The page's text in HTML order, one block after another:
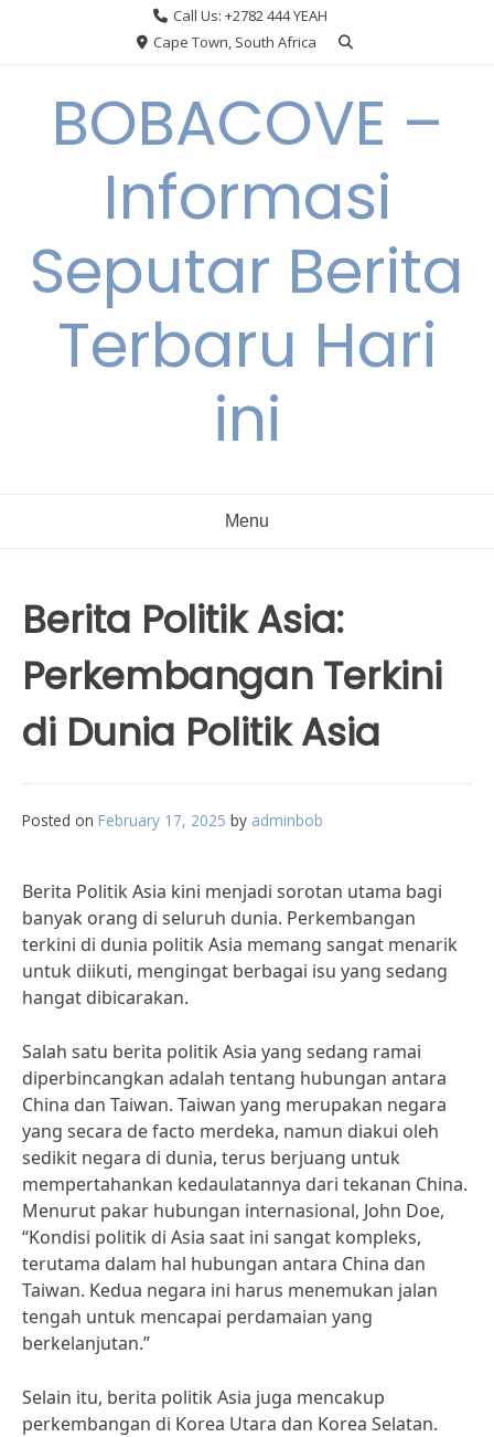
Call Us: +2782 444 YEAH
Cape Town, South Africa
BOBACOVE –
Informasi
Seputar Berita
Terbaru Hari
ini
Menu
Berita Politik Asia:
Perkembangan Terkini
di Dunia Politik Asia
Posted on February 17, 2025 by adminbob
Berita Politik Asia kini menjadi sorotan utama bagi
banyak orang di seluruh dunia. Perkembangan
terkini di dunia politik Asia memang sangat menarik
untuk diikuti, mengingat berbagai isu yang sedang
hangat dibicarakan.
Salah satu berita politik Asia yang sedang ramai
diperbincangkan adalah tentang hubungan antara
China dan Taiwan. Taiwan yang merupakan negara
yang secara de facto merdeka, namun diakui oleh
sedikit negara di dunia, terus berjuang untuk
mempertahankan kedaulatannya dari tekanan China.
Menurut pakar hubungan internasional, John Doe,
“Kondisi politik di Asia saat ini sangat kompleks,
terutama dalam hal hubungan antara China dan
Taiwan. Kedua negara ini harus menemukan jalan
tengah untuk mencapai perdamaian yang
berkelanjutan.”
Selain itu, berita politik Asia juga mencakup
perkembangan di Korea Utara dan Korea Selatan.